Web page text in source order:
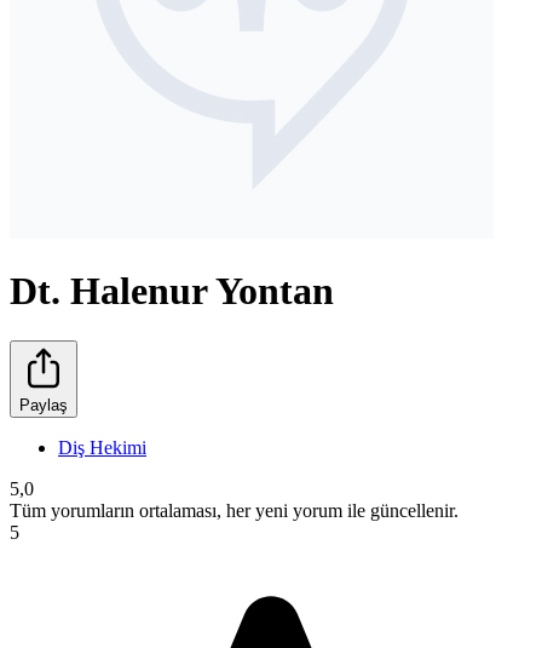
Dt. Halenur Yontan
Paylaş
Diş Hekimi
5,0
Tüm yorumların ortalaması, her yeni yorum ile güncellenir.
5